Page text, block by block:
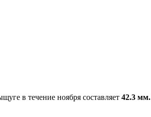
в течение ноября составляет 42.3 мм.